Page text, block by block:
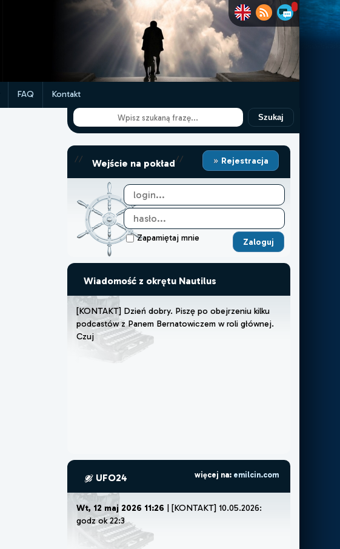
FAQ Kontakt
Szukaj
// Wejście na pokład// Rejestracja
Zapamiętaj mnie
Wiadomość z okrętu Nautilus
[KONTAKT] Dzień dobry. Piszę po obejrzeniu kilku
podcastów z Panem Bernatowiczem w roli głównej.
Czuję, że muszę lub
UFO24 więcej na: emilcin.com
Wt, 12 maj 2026 11:26 | [KONTAKT] 10.05.2026:
godz ok 22:30.